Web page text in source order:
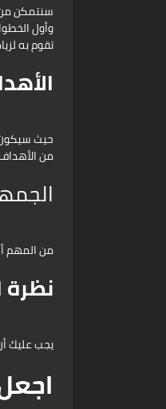
سنتمكن
وأول
تقوم به
حيث سيكون
من
من المهم
نظرة
يجب عليك